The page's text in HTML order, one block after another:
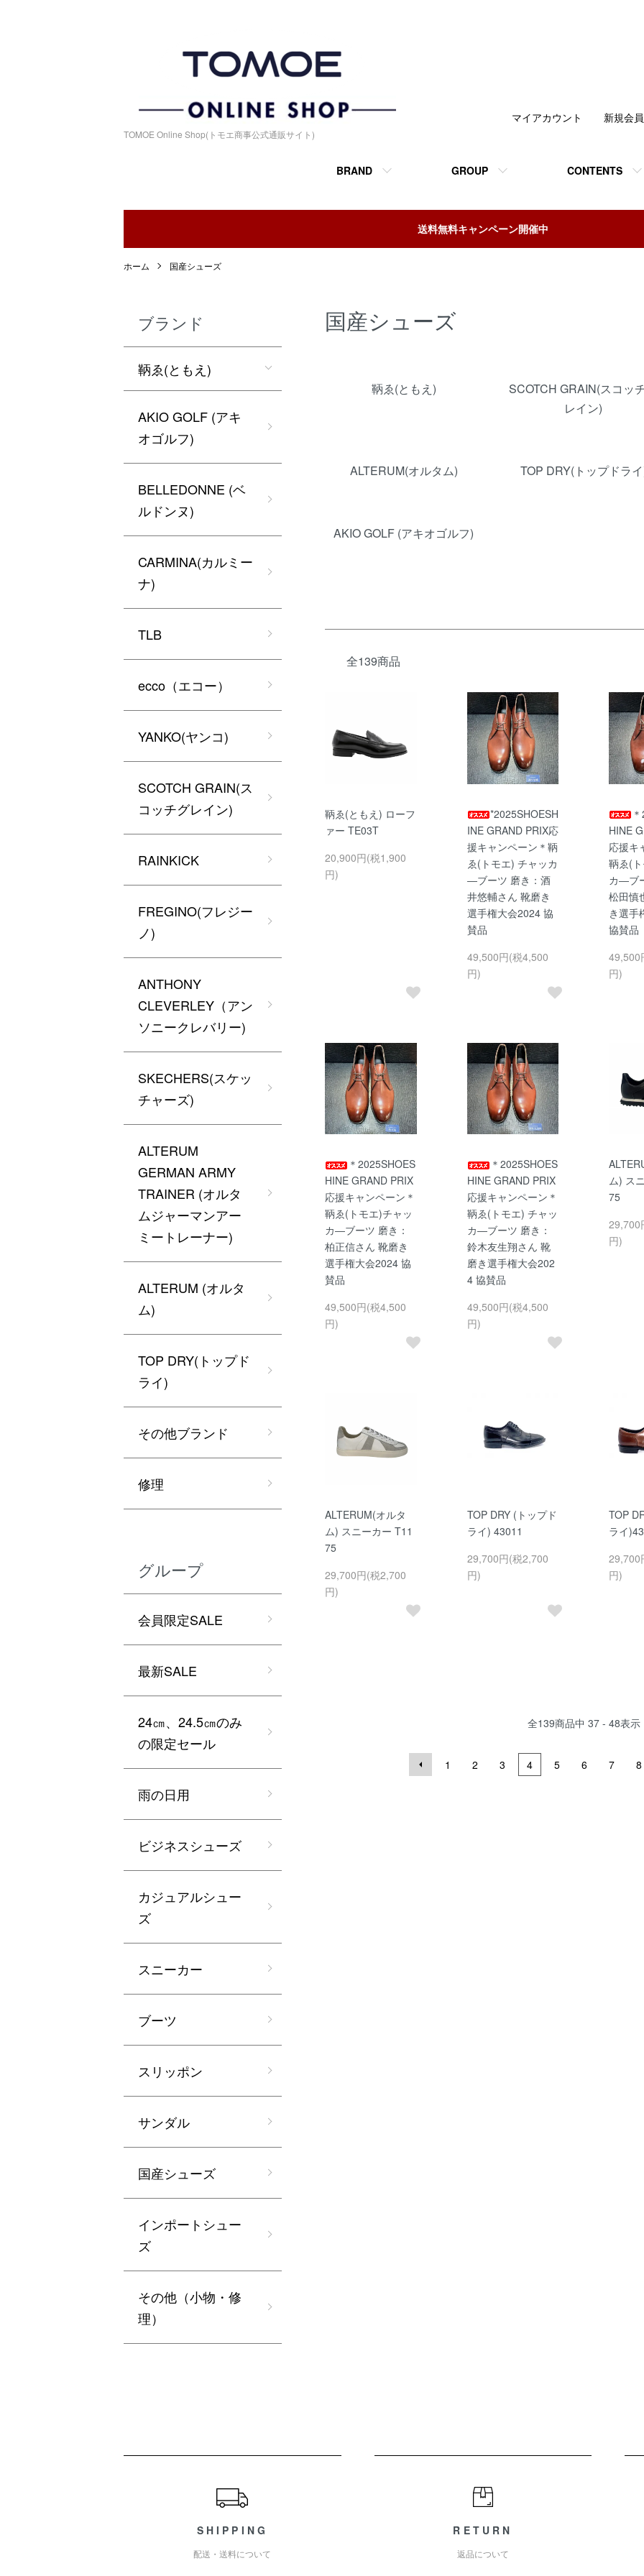
TOMOE Online Shop(トモエ商事公式通販サイト)
BRAND GROUP CONTENTS
マイアカウント 新規会
送料無料キャンペーン開催中
ホーム 国産シューズ
国産シューズ
鞆ゑ(ともえ)
SCOTCH GRAIN(スコッ
レイン)
ALTERUM(オルタム) TOP DRY(トップドラ
AKIO GOLF (アキオゴルフ)
全139商品
鞆ゑ(ともえ) ローフ
ァー TE03T
20,900円(税1,900
円)
*2025SHOESH
INE GRAND PRIX応
援キャンペーン＊鞆
ゑ(トモエ) チャッカ
―ブーツ 磨き：酒
井悠輔さん 靴磨き
選手権大会2024 協
賛品
49,500円(税4,500
円)
HINE
応援キ
鞆ゑ(
カ―ブ
松田慎
き選手
協賛
49,500
円)
＊2025SHOES
HINE GRAND PRIX
応援キャンペーン＊
鞆ゑ(トモエ)チャッ
カ―ブーツ 磨き：
柏正信さん 靴磨き
選手権大会2024 協
賛品
49,500円(税4,500
円)
＊2025SHOES
HINE GRAND PRIX
応援キャンペーン＊
鞆ゑ(トモエ) チャッ
カ―ブーツ 磨き：
鈴木友生翔さん 靴
磨き選手権大会202
4 協賛品
49,500円(税4,500
円)
ム) ス
75
29,700
円)
ALTERUM(オルタ
ム) スニーカー T11
75
29,700円(税2,700
円)
TOP DRY (トップド
ライ) 43011
29,700円(税2,700
円)
TOP
ライ
29,700
円)
全139商品中 37 - 48表示
1 2 3 4 5 6 7 8
ブランド
鞆ゑ(ともえ)
AKIO GOLF (アキ
オゴルフ)
BELLEDONNE (ベ
ルドンヌ)
CARMINA(カルミー
ナ)
TLB
ecco（エコー）
YANKO(ヤンコ)
SCOTCH GRAIN(ス
コッチグレイン)
RAINKICK
FREGINO(フレジー
ノ)
ANTHONY
CLEVERLEY（アン
ソニークレバリー)
SKECHERS(スケッ
チャーズ)
ALTERUM
GERMAN ARMY
TRAINER (オルタ
ムジャーマンアー
ミートレーナー)
ALTERUM (オルタ
ム)
TOP DRY(トップド
ライ)
その他ブランド
修理
グループ
会員限定SALE
最新SALE
24㎝、24.5㎝のみ
の限定セール
雨の日用
ビジネスシューズ
カジュアルシュー
ズ
スニーカー
ブーツ
スリッポン
サンダル
国産シューズ
インポートシュー
ズ
その他（小物・修
理）
SHIPPING
配送・送料について
RETURN
返品について